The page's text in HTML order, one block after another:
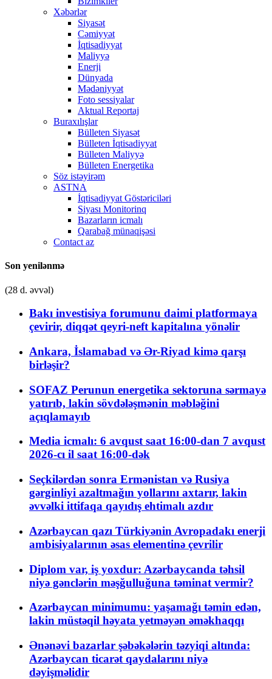
Xəbərlər
Siyasət
Cəmiyyət
İqtisadiyyat
Maliyyə
Enerji
Dünyada
Mədəniyyət
Foto sessiyalar
Aktual Reportaj
Buraxılışlar
Bülleten Siyasət
Bülleten İqtisadiyyat
Bülleten Maliyyə
Bülleten Energetika
Söz istəyirəm
ASTNA
İqtisadiyyat Göstəriciləri
Siyası Monitorinq
Bazarların icmalı
Qarabağ münaqişəsi
Contact az
Son yenilənmə
(28 d. əvvəl)
Bakı investisiya forumunu daimi platformaya
çevirir, diqqət qeyri-neft kapitalına yönəlir
Ankara, İslamabad və Ər-Riyad kimə qarşı
birləşir?
SOFAZ Perunun energetika sektoruna sərmayə
yatırıb, lakin sövdələşmənin məbləğini
açıqlamayıb
Media icmalı: 6 avqust saat 16:00-dan 7 avqust
2026-cı il saat 16:00-dək
Seçkilərdən sonra Ermənistan və Rusiya
gərginliyi azaltmağın yollarını axtarır, lakin
əvvəlki ittifaqa qayıdış ehtimalı azdır
Azərbaycan qazı Türkiyənin Avropadakı enerji
ambisiyalarının əsas elementinə çevrilir
Diplom var, iş yoxdur: Azərbaycanda təhsil
niyə gənclərin məşğulluğuna təminat vermir?
Azərbaycan minimumu: yaşamağı təmin edən,
lakin müstəqil həyata yetməyən əməkhaqqı
Ənənəvi bazarlar şəbəkələrin təzyiqi altında:
Azərbaycan ticarət qaydalarını niyə
dəyişməlidir